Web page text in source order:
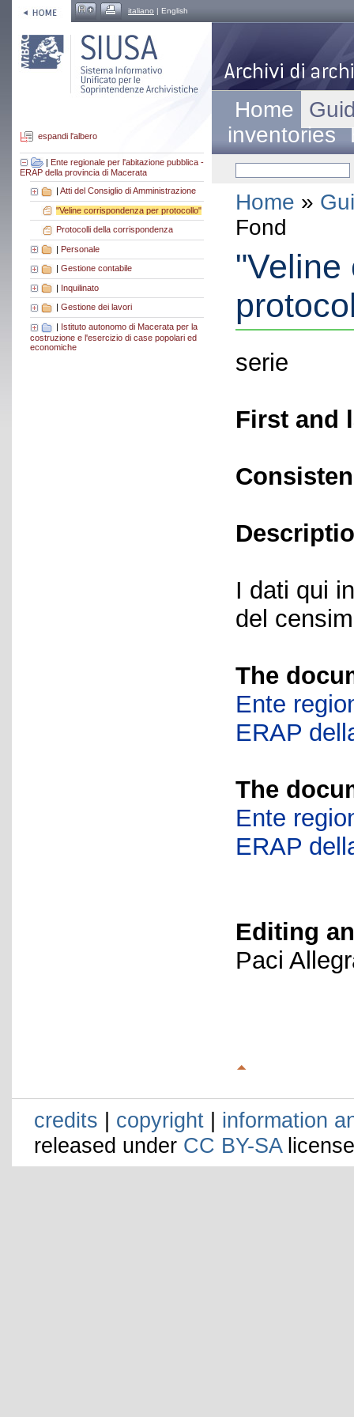
italiano | English
espandi l'albero
| Ente regionale per l'abitazione pubblica -
ERAP della provincia di Macerata
| Atti del Consiglio di Amministrazione
"Veline corrispondenza per protocollo"
Protocolli della corrispondenza
| Personale
Gestione contabile
| Inquilinato
Gestione dei lavori
| Istituto autonomo di Macerata per la
costruzione e l'esercizio di case popolari ed
economiche
Home
inventories
Home »
Fond
"Veline
serie
First and
I dati qui
del
The
Ente
ERAP
The
Ente
ERAP
Editing
Paci
credits | copyright | information
released under CC BY-SA